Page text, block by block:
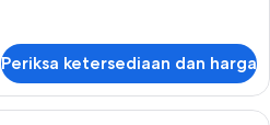
Periksa ketersediaan dan harga
Seprai katun Mesir, seprai premium,